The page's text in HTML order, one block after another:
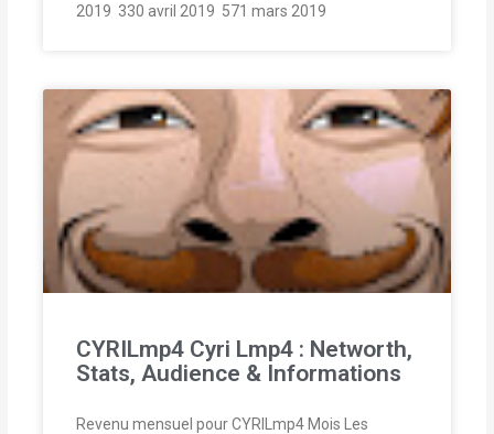
2019  330 avril 2019  571 mars 2019 
CYRILmp4 Cyri Lmp4 : Networth,
Stats, Audience & Informations
Revenu mensuel pour CYRILmp4 Mois Les